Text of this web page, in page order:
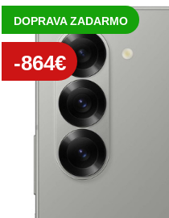
DOPRAVA ZADARMO
-864€